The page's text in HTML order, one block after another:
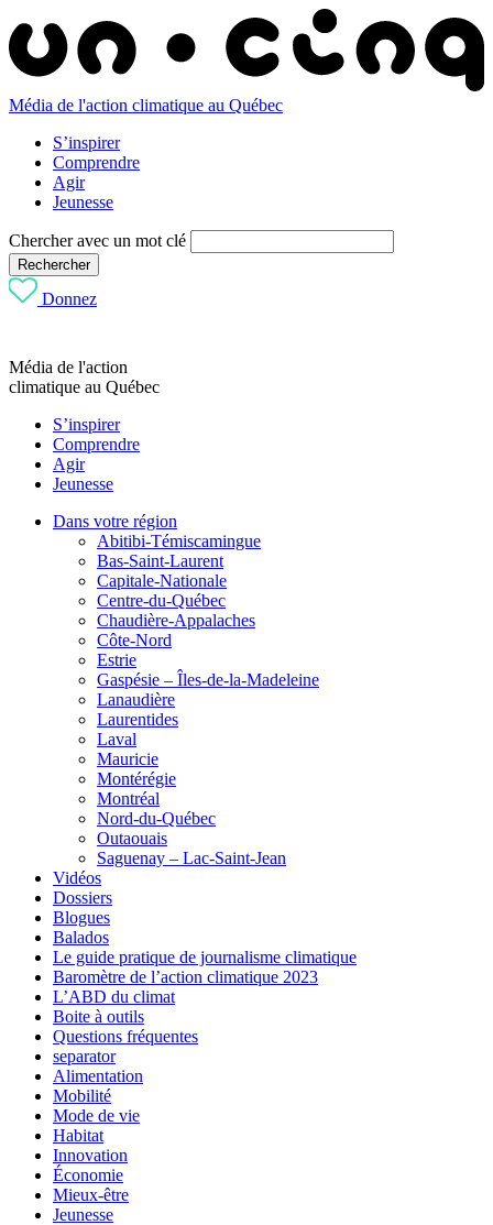
Média de l'action climatique au Québec
S’inspirer
Comprendre
Agir
Jeunesse
Chercher avec un mot clé
Rechercher
Donnez
Média de l'action
climatique au Québec
S’inspirer
Comprendre
Agir
Jeunesse
Dans votre région
Abitibi-Témiscamingue
Bas-Saint-Laurent
Capitale-Nationale
Centre-du-Québec
Chaudière-Appalaches
Côte-Nord
Estrie
Gaspésie – Îles-de-la-Madeleine
Lanaudière
Laurentides
Laval
Mauricie
Montérégie
Montréal
Nord-du-Québec
Outaouais
Saguenay – Lac-Saint-Jean
Vidéos
Dossiers
Blogues
Balados
Le guide pratique de journalisme climatique
Baromètre de l’action climatique 2023
L’ABD du climat
Boite à outils
Questions fréquentes
separator
Alimentation
Mobilité
Mode de vie
Habitat
Innovation
Économie
Mieux-être
Jeunesse